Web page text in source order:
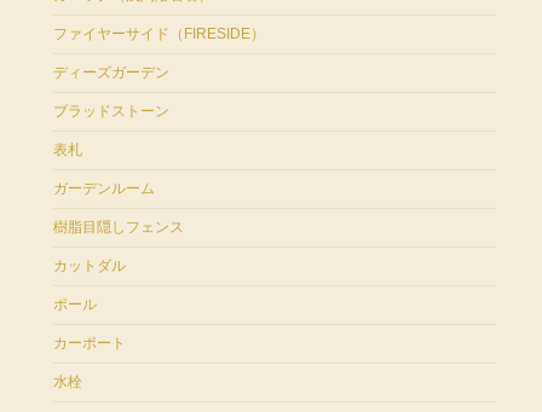
ファイヤーサイド（FIRESIDE）
ディーズガーデン
ブラッドストーン
表札
ガーデンルーム
樹脂目隠しフェンス
カットダル
ポール
カーポート
水栓